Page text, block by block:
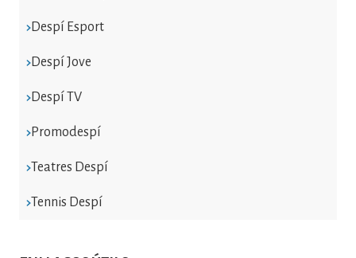
Despí Esport
Despí Jove
Despí TV
Promodespí
Teatres Despí
Tennis Despí